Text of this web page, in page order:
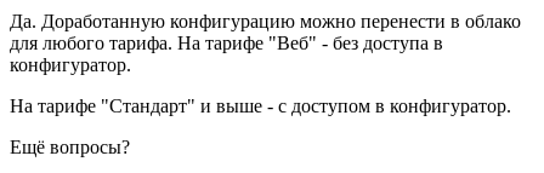
Да. Доработанную конфигурацию можно перенести в облако
для любого тарифа. На тарифе "Веб" - без доступа в
конфигуратор.
На тарифе "Стандарт" и выше - с доступом в конфигуратор.
Ещё вопросы?